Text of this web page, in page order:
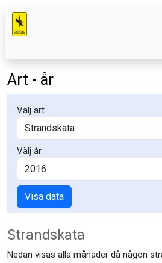
Art - år
Välj art
Välj år
Visa data
Strandskata
Nedan visas alla månader då någon